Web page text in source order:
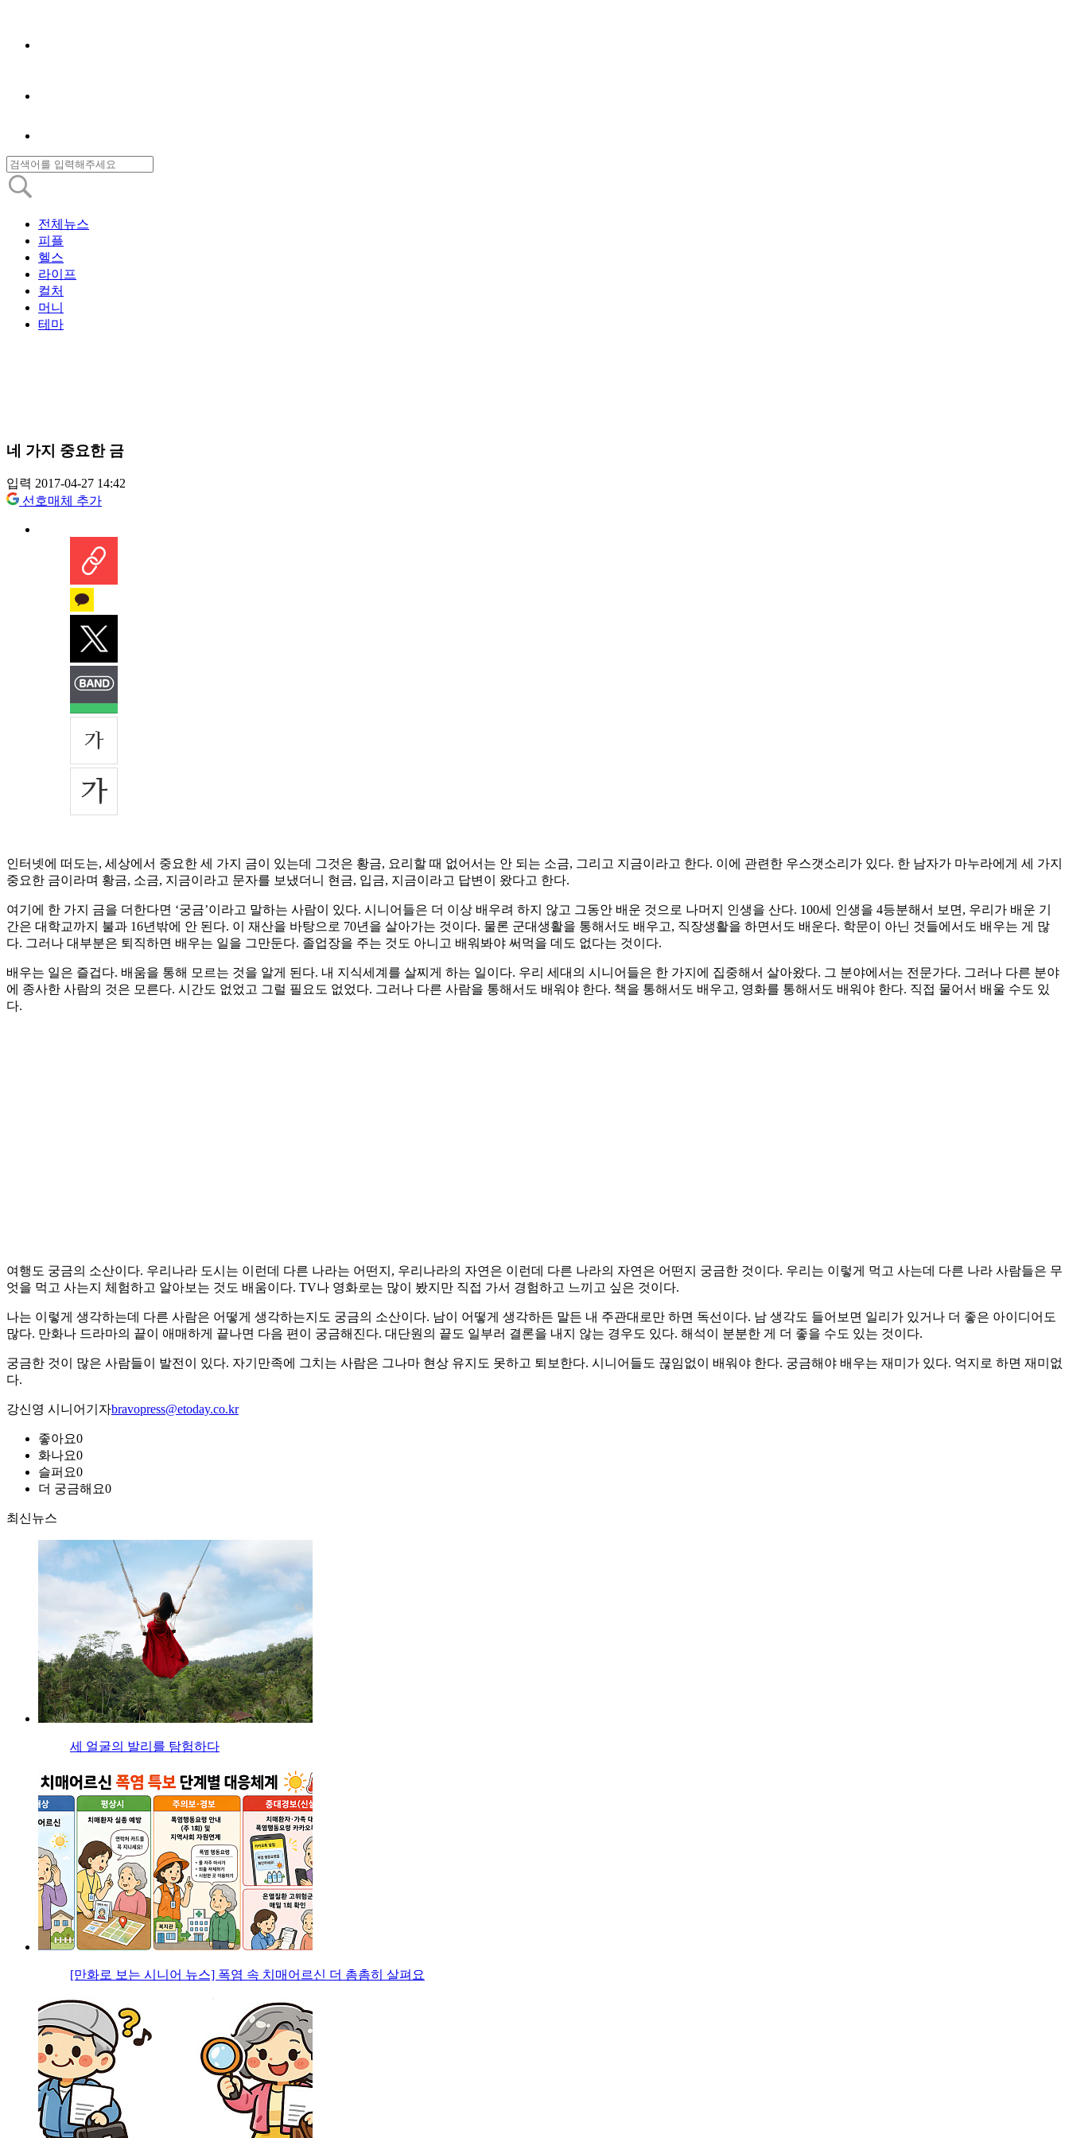
전체뉴스
피플
헬스
라이프
컬처
머니
테마
네 가지 중요한 금
입력 2017-04-27 14:42
선호매체 추가
인터넷에 떠도는, 세상에서 중요한 세 가지 금이 있는데 그것은 황금, 요리할 때 없어서는 안 되는 소금, 그리고 지금이라고 한다. 이에 관련한 우스갯소리가 있다. 한 남자가 마누라에게 세 가지
중요한 금이라며 황금, 소금, 지금이라고 문자를 보냈더니 현금, 입금, 지금이라고 답변이 왔다고 한다.
여기에 한 가지 금을 더한다면 ‘궁금’이라고 말하는 사람이 있다. 시니어들은 더 이상 배우려 하지 않고 그동안 배운 것으로 나머지 인생을 산다. 100세 인생을 4등분해서 보면, 우리가 배운 기
간은 대학교까지 불과 16년밖에 안 된다. 이 재산을 바탕으로 70년을 살아가는 것이다. 물론 군대생활을 통해서도 배우고, 직장생활을 하면서도 배운다. 학문이 아닌 것들에서도 배우는 게 많
다. 그러나 대부분은 퇴직하면 배우는 일을 그만둔다. 졸업장을 주는 것도 아니고 배워봐야 써먹을 데도 없다는 것이다.
배우는 일은 즐겁다. 배움을 통해 모르는 것을 알게 된다. 내 지식세계를 살찌게 하는 일이다. 우리 세대의 시니어들은 한 가지에 집중해서 살아왔다. 그 분야에서는 전문가다. 그러나 다른 분야
에 종사한 사람의 것은 모른다. 시간도 없었고 그럴 필요도 없었다. 그러나 다른 사람을 통해서도 배워야 한다. 책을 통해서도 배우고, 영화를 통해서도 배워야 한다. 직접 물어서 배울 수도 있
다.
여행도 궁금의 소산이다. 우리나라 도시는 이런데 다른 나라는 어떤지, 우리나라의 자연은 이런데 다른 나라의 자연은 어떤지 궁금한 것이다. 우리는 이렇게 먹고 사는데 다른 나라 사람들은 무
엇을 먹고 사는지 체험하고 알아보는 것도 배움이다. TV나 영화로는 많이 봤지만 직접 가서 경험하고 느끼고 싶은 것이다.
나는 이렇게 생각하는데 다른 사람은 어떻게 생각하는지도 궁금의 소산이다. 남이 어떻게 생각하든 말든 내 주관대로만 하면 독선이다. 남 생각도 들어보면 일리가 있거나 더 좋은 아이디어도
많다. 만화나 드라마의 끝이 애매하게 끝나면 다음 편이 궁금해진다. 대단원의 끝도 일부러 결론을 내지 않는 경우도 있다. 해석이 분분한 게 더 좋을 수도 있는 것이다.
궁금한 것이 많은 사람들이 발전이 있다. 자기만족에 그치는 사람은 그나마 현상 유지도 못하고 퇴보한다. 시니어들도 끊임없이 배워야 한다. 궁금해야 배우는 재미가 있다. 억지로 하면 재미없
다.
강신영 시니어기자bravopress@etoday.co.kr
좋아요0
화나요0
슬퍼요0
더 궁금해요0
최신뉴스
세 얼굴의 발리를 탐험하다
[만화로 보는 시니어 뉴스] 폭염 속 치매어르신 더 촘촘히 살펴요